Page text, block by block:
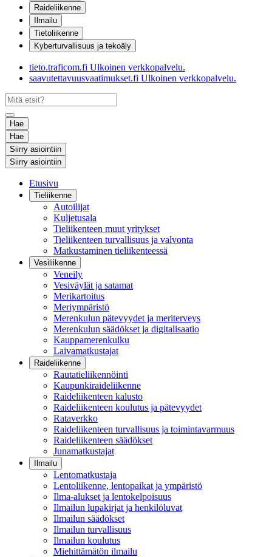
Raideliikenne
Ilmailu
Tietoliikenne
Kyberturvallisuus ja tekoäly
tieto.traficom.fi Ulkoinen verkkopalvelu.
saavutettavuusvaatimukset.fi Ulkoinen verkkopalvelu.
Hae
Hae
Siirry asiointiin
Siirry asiointiin
Etusivu
Tieliikenne
Autoilijat
Kuljetusala
Tieliikenteen muut yritykset
Tieliikenteen turvallisuus ja valvonta
Matkustaminen tieliikenteessä
Vesiliikenne
Veneily
Vesiväylät ja satamat
Merikartoitus
Meriympäristö
Merenkulun pätevyydet ja meriterveys
Merenkulun säädökset ja digitalisaatio
Kauppamerenkulku
Laivamatkustajat
Raideliikenne
Rautatieliikennöinti
Kaupunkiraideliikenne
Raideliikenteen kalusto
Raideliikenteen koulutus ja pätevyydet
Rataverkko
Raideliikenteen turvallisuus ja toimintavarmuus
Raideliikenteen säädökset
Junamatkustajat
Ilmailu
Lentomatkustaja
Lentoliikenne, lentopaikat ja ympäristö
Ilma-alukset ja lentokelpoisuus
Ilmailun lupakirjat ja henkilöluvat
Ilmailun säädökset
Ilmailun turvallisuus
Ilmailun koulutus
Miehittämätön ilmailu